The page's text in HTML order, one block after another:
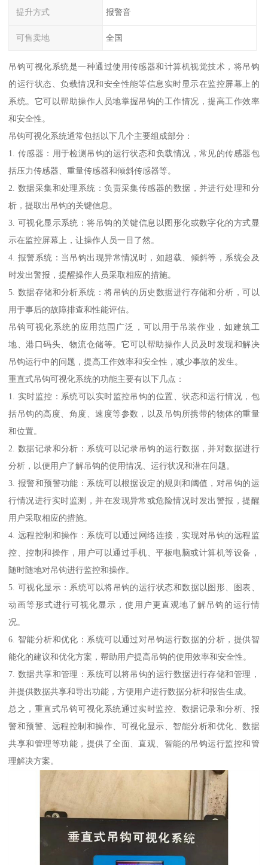
提升方式 报警音
可售卖地 全国
吊钩可视化系统是一种通过使用传感器和计算机视觉技术，将吊钩
的运行状态、负载情况和安全性能等信息实时显示在监控屏幕上的
系统。它可以帮助操作人员地掌握吊钩的工作情况，提高工作效率
和安全性。
吊钩可视化系统通常包括以下几个主要组成部分：
1. 传感器：用于检测吊钩的运行状态和负载情况，常见的传感器包
括压力传感器、重量传感器和倾斜传感器等。
2. 数据采集和处理系统：负责采集传感器的数据，并进行处理和分
析，提取出吊钩的关键信息。
3. 可视化显示系统：将吊钩的关键信息以图形化或数字化的方式显
示在监控屏幕上，让操作人员一目了然。
4. 报警系统：当吊钩出现异常情况时，如超载、倾斜等，系统会及
时发出警报，提醒操作人员采取相应的措施。
5. 数据存储和分析系统：将吊钩的历史数据进行存储和分析，可以
用于事后的故障排查和性能评估。
吊钩可视化系统的应用范围广泛，可以用于吊装作业，如建筑工
地、港口码头、物流仓储等。它可以帮助操作人员及时发现和解决
吊钩运行中的问题，提高工作效率和安全性，减少事故的发生。
重直式吊钩可视化系统的功能主要有以下几点：
1. 实时监控：系统可以实时监控吊钩的位置、状态和运行情况，包
括吊钩的高度、角度、速度等参数，以及吊钩所携带的物体的重量
和位置。
2. 数据记录和分析：系统可以记录吊钩的运行数据，并对数据进行
分析，以便用户了解吊钩的使用情况、运行状况和潜在问题。
3. 报警和预警功能：系统可以根据设定的规则和阈值，对吊钩的运
行情况进行实时监测，并在发现异常或危险情况时发出警报，提醒
用户采取相应的措施。
4. 远程控制和操作：系统可以通过网络连接，实现对吊钩的远程监
控、控制和操作，用户可以通过手机、平板电脑或计算机等设备，
随时随地对吊钩进行监控和操作。
5. 可视化显示：系统可以将吊钩的运行状态和数据以图形、图表、
动画等形式进行可视化显示，使用户更直观地了解吊钩的运行情
况。
6. 智能分析和优化：系统可以通过对吊钩运行数据的分析，提供智
能化的建议和优化方案，帮助用户提高吊钩的使用效率和安全性。
7. 数据共享和管理：系统可以将吊钩的运行数据进行存储和管理，
并提供数据共享和导出功能，方便用户进行数据分析和报告生成。
总之，重直式吊钩可视化系统通过实时监控、数据记录和分析、报
警和预警、远程控制和操作、可视化显示、智能分析和优化、数据
共享和管理等功能，提供了全面、直观、智能的吊钩运行监控和管
理解决方案。